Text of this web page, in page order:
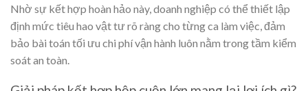
Nhờ sự kết hợp hoàn hảo này, doanh nghiệp có thể thiết lập
định mức tiêu hao vật tư rõ ràng cho từng ca làm việc, đảm
bảo bài toán tối ưu chi phí vận hành luôn nằm trong tầm kiểm
soát an toàn.